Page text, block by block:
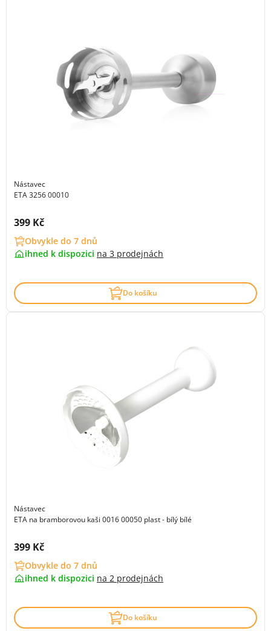
Nástavec
ETA 3256 00010
Cena s DPH:
399 Kč
Obvykle do 7 dnů
ihned k dispozici na 3 prodejnách
Do košíku
Nástavec
ETA na bramborovou kaši 0016 00050 plast - bílý bílé
Cena s DPH:
399 Kč
Obvykle do 7 dnů
ihned k dispozici na 2 prodejnách
Do košíku